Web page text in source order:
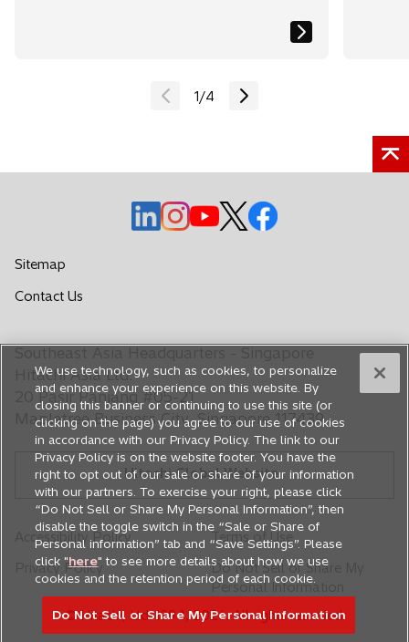
1/4
o
p
n
a
n
e
w
t
a
b
o
p
n
a
n
e
w
t
a
b
o
p
n
a
n
e
w
t
a
b
o
p
n
a
n
e
w
t
a
b
o
n
a
n
e
w
t
a
b
Sitemap
Contact Us
Hitachi Asia Ltd.
20 Pasir Panjang #05-21
Mapletree Business City, Singapore 117439
Hitachi Global Website
© Hitachi, Ltd. 1994,2026. All rights reserved.
Accessibility Policy
Terms of Use
Privacy Policy
Do Not Sell or Share My
Personal Information
We use technology, such as cookies, to personalize
and enhance your experience on this website. By
closing this banner or continuing to use this site (or
clicking on the page) you agree to our use of cookies
in accordance with our Privacy Policy. The link to our
Privacy Policy is on the website footer. You have the
right to opt out of our sale or share of your information
with our partners. To exercise your right, please click
“Do Not Sell or Share My Personal Information”, then
disable the toggle switch in the “Sale or Share of
Personal information” tab and “Save Settings”. Please
click "here" to see more details about how we use
cookies and the retention period of each cookie.
Do Not Sell or Share My Personal Information